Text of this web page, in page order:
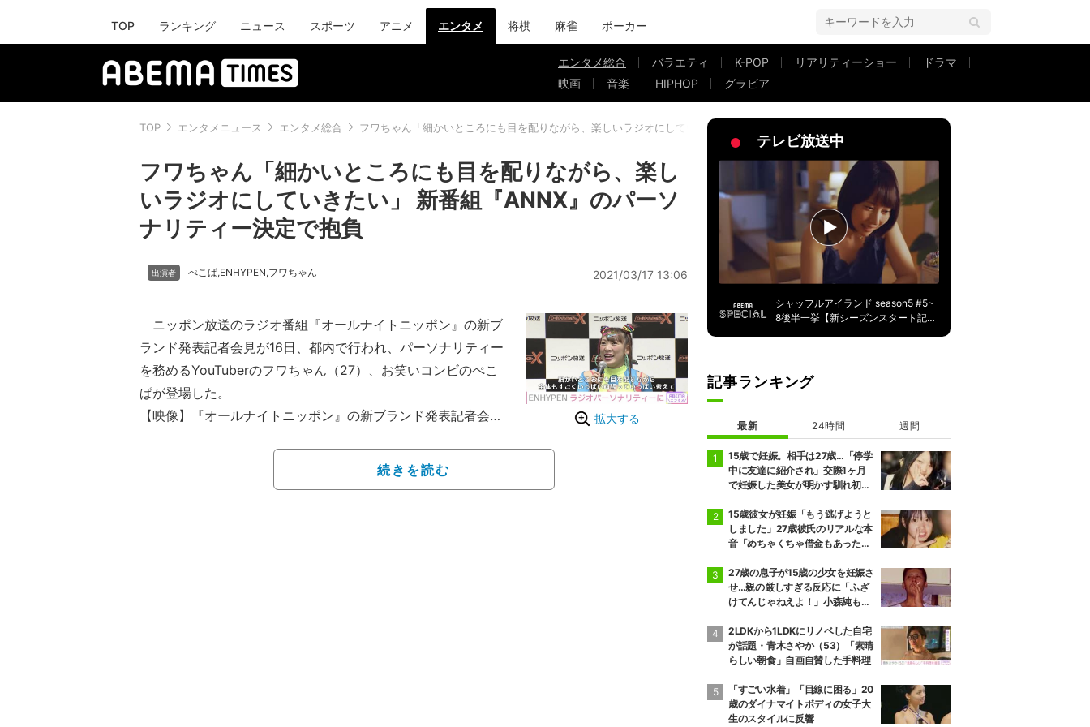
TOP ランキング ニュース スポーツ アニメ エンタメ 将棋 麻雀 ポーカー
エンタメ総合 バラエティ K-POP リアリティーショー
ドラマ
映画
音楽 HIPHOP グラビア
TOP エンタメニュース エンタメ総合 フワちゃん「細かいところにも目を配りながら、楽しいラジオにしていきたい」 新番組『ANNX』のパーソナリティー決定で抱負
フワちゃん「細かいところにも目を配りながら、楽し
いラジオにしていきたい」 新番組『ANNX』のパーソ
ナリティー決定で抱負
ぺこぱ,ENHYPEN,フワちゃん 2021/03/17 13:06
拡大する
ニッポン放送のラジオ番組『オールナイトニッポン』の新ブ
ランド発表記者会見が16日、都内で行われ、パーソナリティー
を務めるYouTuberのフワちゃん（27）、お笑いコンビのぺこ
ぱが登場した。
【映像】『オールナイトニッポン』の新ブランド発表記者会見
ンX（クロス）』を今月29日からスタートさせることを発表。
パーソナリティーを務めるのは、フワちゃん、ぺこぱをはじ
続きを読む
テレビ放送中
シャッフルアイランド season5 #5~
8後半一挙【新シーズンスタート記
記事ランキング
最新 24時間 週間
15歳で妊娠。相手は27歳…「停学
中に友達に紹介され」交際1ヶ月
で妊娠した美女が明かす馴れ初め
絶句
15歳彼女が妊娠「もう逃げようと
しました」27歳彼氏のリアルな本
音「めちゃくちゃ借金もあったの
27歳の息子が15歳の少女を妊娠さ
せ…親の厳しすぎる反応に「ふざ
けてんじゃねえよ！」小森純も怒
2LDKから1LDKにリノベした自宅
が話題・青木さやか（53）「素晴
らしい朝食」自画自賛した手料理
「すごい水着」「目線に困る」20
歳のダイナマイトボディの女子大
生のスタイルに反響